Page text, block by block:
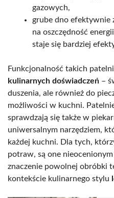
gazowych,
grube dno efektywnie
na oszczędność
staje się bardziej
Funkcjonalność takich
kulinarnych doświadczeń –
duszenia, ale również do
możliwości w kuchni.
sprawdzają się także w
uniwersalnym narzędziem,
każdej kuchni. Dla tych,
potraw, są one
znaczenie powolnej obróbki
kontekście kulinarnego stylu